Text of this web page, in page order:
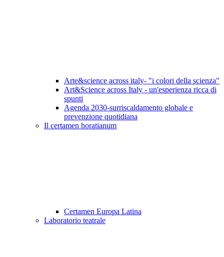
Arte&science across italy- "i colori della scienza"
Art&Science across Italy - un'esperienza ricca di
spunti
Agenda 2030-surriscaldamento globale e
prevenzione quotidiana
Il certamen horatianum
Certamen Europa Latina
Laboratorio teatrale